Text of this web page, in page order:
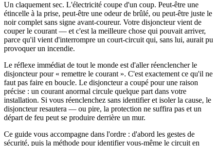
Un claquement sec. L'électricité coupe d'un coup. Peut-être une
étincelle à la prise, peut-être une odeur de brûlé, ou peut-être juste le
noir complet sans signe avant-coureur. Votre disjoncteur vient de
couper le courant — et c'est la meilleure chose qui pouvait arriver,
parce qu'il vient d'interrompre un court-circuit qui, sans lui, aurait pu
provoquer un incendie.
Le réflexe immédiat de tout le monde est d'aller réenclencher le
disjoncteur pour « remettre le courant ». C'est exactement ce qu'il ne
faut pas faire en boucle. Le disjoncteur a coupé pour une raison
précise : un courant anormal circule quelque part dans votre
installation. Si vous réenclenchez sans identifier et isoler la cause, le
disjoncteur resautera — ou pire, la protection ne suffira pas et un
départ de feu peut se produire derrière un mur.
Ce guide vous accompagne dans l'ordre : d'abord les gestes de
sécurité, puis la méthode pour identifier vous-même le circuit en